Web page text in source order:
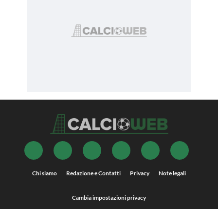
Chi siamo Redazione e Contatti Privacy Note legali
Cambia impostazioni privacy